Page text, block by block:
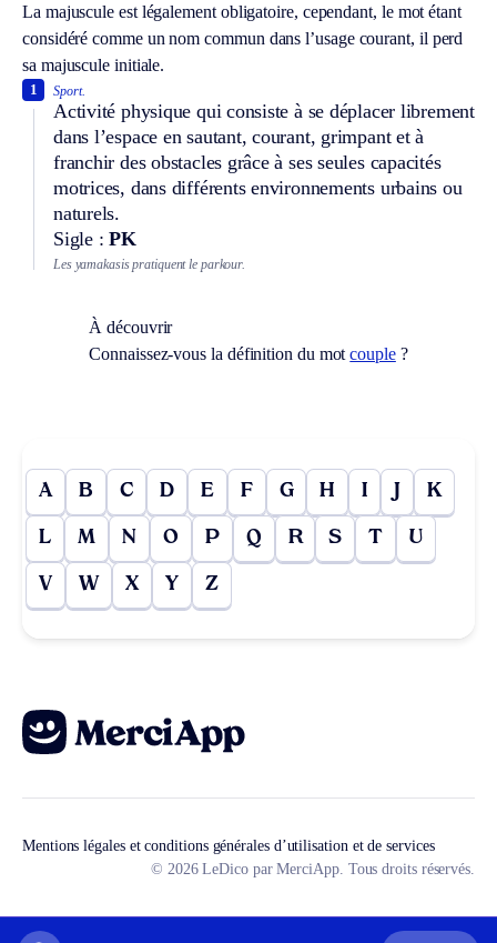
La majuscule est légalement obligatoire, cependant, le mot étant
considéré comme un nom commun dans l’usage courant, il perd
sa majuscule initiale.
Sport.
Activité physique qui consiste à se déplacer librement
dans l’espace en sautant, courant, grimpant et à
franchir des obstacles grâce à ses seules capacités
motrices, dans différents environnements urbains ou
naturels.
Sigle :PK
1
Les yamakasis pratiquent le parkour.
À découvrir
Connaissez-vous la définition du motcouple?
A B C D E F G H I J K
L M N O P Q R S T U
V W X Y Z
Mentions légales et conditions générales d’utilisation et de services
© 2026 LeDico par MerciApp. Tous droits réservés.